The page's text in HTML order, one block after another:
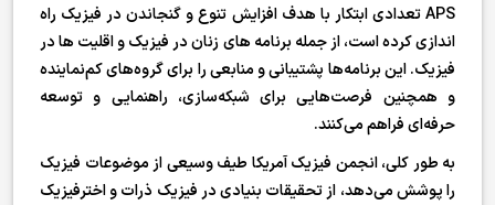
APS تعدادی ابتکار با هدف افزایش تنوع و گنجاندن در فیزیک راه
اندازی کرده است، از جمله برنامه های زنان در فیزیک و اقلیت ها در
فیزیک. این برنامه‌ها پشتیبانی و منابعی را برای گروه‌های کم‌نماینده
و همچنین فرصت‌هایی برای شبکه‌سازی، راهنمایی و توسعه
حرفه‌ای فراهم می‌کنند.
به طور کلی، انجمن فیزیک آمریکا طیف وسیعی از موضوعات فیزیک
را پوشش می‌دهد، از تحقیقات بنیادی در فیزیک ذرات و اخترفیزیک